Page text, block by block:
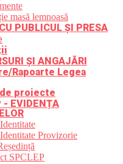
masă lemnoasă
PUBLICUL ȘI PRESA
ȘI ANGAJĂRI
Rapoarte Legea
proiecte
- EVIDENȚA
Provizorie
SPCLEP